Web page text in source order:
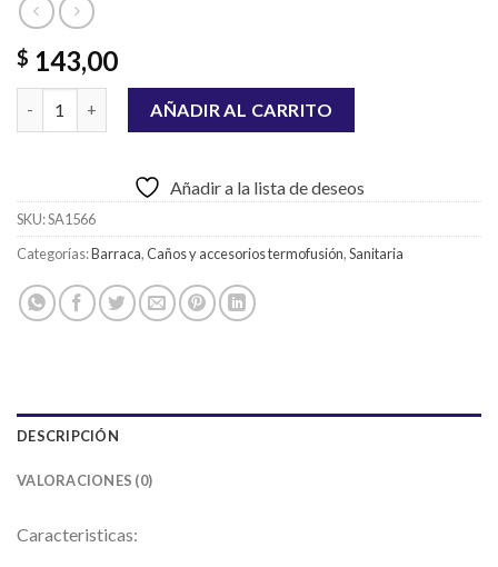
$ 143,00
TEE TERMOFUSIÓN DE 32MM CON INSERTO MACHO DE
AÑADIR AL CARRITO
Añadir a la lista de deseos
SKU:SA1566
Categorías:Barraca,Caños y accesorios termofusión,Sanitaria
DESCRIPCIÓN
VALORACIONES (0)
Caracteristicas: